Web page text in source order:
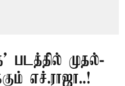
முதல்-
எச்.ராஜா..!